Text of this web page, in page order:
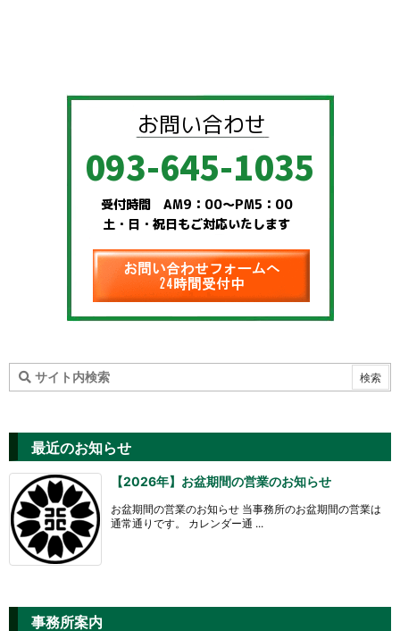
最近のお知らせ
【2026年】お盆期間の営業のお知らせ
お盆期間の営業のお知らせ 当事務所のお盆期間の営業は
通常通りです。 カレンダー通 ...
事務所案内